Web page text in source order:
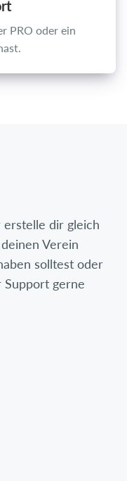
PRO oder ein
dir gleich
Verein
solltest oder
gerne